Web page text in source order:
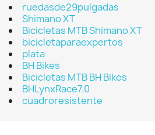
ruedasde29pulgadas
Shimano XT
Bicicletas MTB Shimano XT
bicicletaparaexpertos
plata
BH Bikes
Bicicletas MTB BH Bikes
BHLynxRace7.0
cuadroresistente